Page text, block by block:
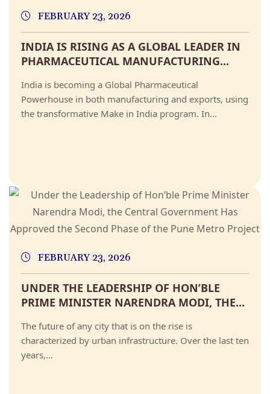
FEBRUARY 23, 2026
INDIA IS RISING AS A GLOBAL LEADER IN
PHARMACEUTICAL MANUFACTURING...
India is becoming a Global Pharmaceutical
Powerhouse in both manufacturing and exports, using
the transformative Make in India program. In...
FEBRUARY 23, 2026
UNDER THE LEADERSHIP OF HON’BLE
PRIME MINISTER NARENDRA MODI, THE...
The future of any city that is on the rise is
characterized by urban infrastructure. Over the last ten
years,...